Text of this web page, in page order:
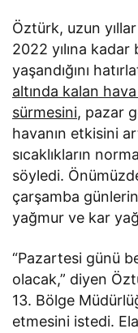
Öztürk, uzun
2022 yılına kadar
yaşandığını
altında kalan
sürmesini, pazar
havanın etkisini
sıcaklıkların
söyledi.
çarşamba
yağmur ve kar
“Pazartesi günü
olacak,” diyen
13. Bölge
etmesini istedi.